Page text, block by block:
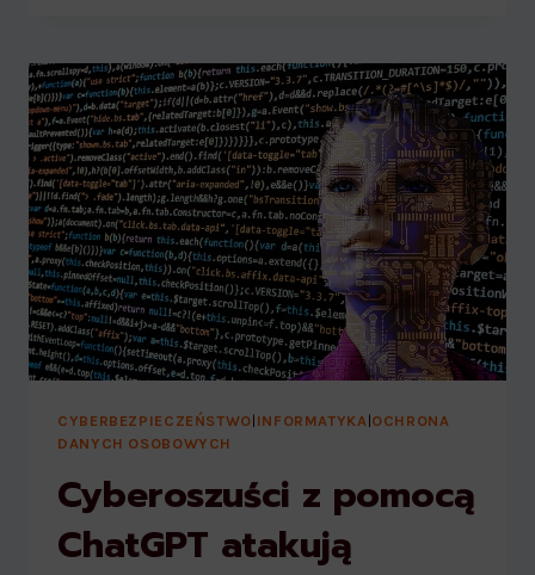
CYBERBEZPIECZEŃSTWO
CYBERBEZPIECZEŃSTWO| INFORMATYKA|OCHRONA
DANYCH OSOBOWYCH
Cyberoszuści z pomocą
ChatGPT atakują